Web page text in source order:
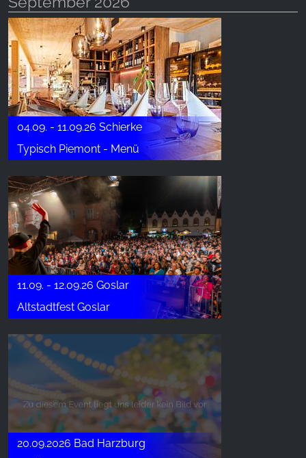
04.09. - 11.09.26 Schierke
Typisch Piemont - Menü
11.09. - 12.09.26 Goslar
Altstadtfest Goslar
20.09.2026 Bad Harzburg